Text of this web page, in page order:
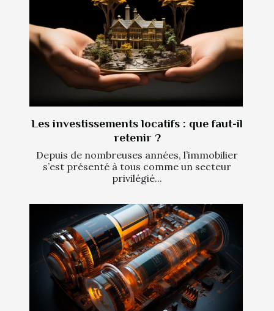
Les investissements locatifs : que faut-il
retenir ?
Depuis de nombreuses années, l’immobilier
s’est présenté à tous comme un secteur
privilégié...